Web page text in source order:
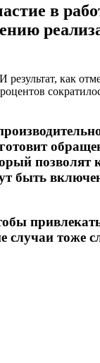
в
как
позволят
быть
случаи тоже